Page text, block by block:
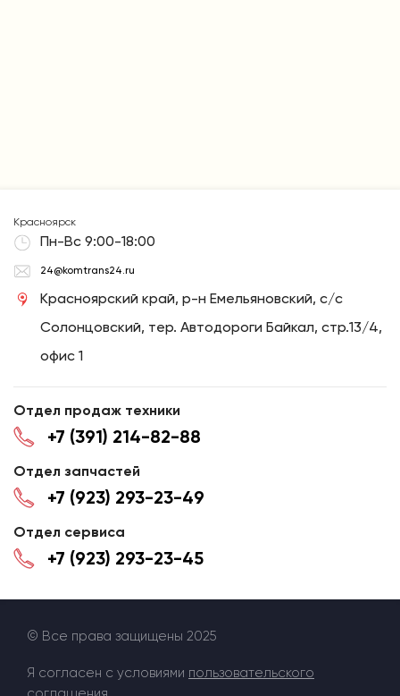
Красноярск
Пн-Вс 9:00-18:00
24@komtrans24.ru
Красноярский край, р-н Емельяновский, с/с
Солонцовский, тер. Автодороги Байкал, стр.13/4,
офис 1
Отдел продаж техники
+7 (391) 214-82-88
Отдел запчастей
+7 (923) 293-23-49
Отдел сервиса
+7 (923) 293-23-45
© Все права защищены 2025
Я согласен с условиями пользовательского